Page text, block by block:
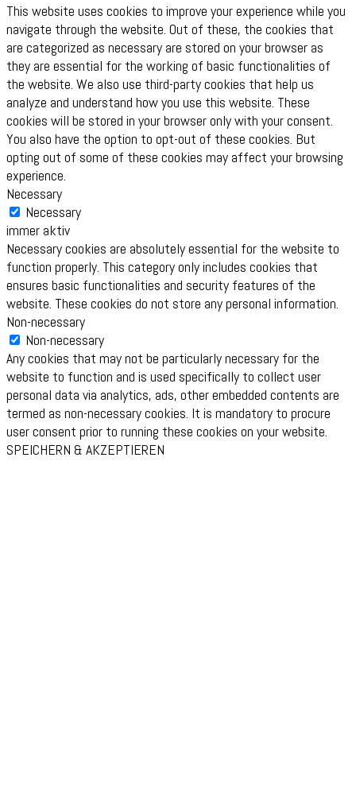
This website uses cookies to improve your experience while you
navigate through the website. Out of these, the cookies that
are categorized as necessary are stored on your browser as
they are essential for the working of basic functionalities of
the website. We also use third-party cookies that help us
analyze and understand how you use this website. These
cookies will be stored in your browser only with your consent.
You also have the option to opt-out of these cookies. But
opting out of some of these cookies may affect your browsing
experience.
Necessary
Necessary
immer aktiv
Necessary cookies are absolutely essential for the website to
function properly. This category only includes cookies that
ensures basic functionalities and security features of the
website. These cookies do not store any personal information.
Non-necessary
Non-necessary
Any cookies that may not be particularly necessary for the
website to function and is used specifically to collect user
personal data via analytics, ads, other embedded contents are
termed as non-necessary cookies. It is mandatory to procure
user consent prior to running these cookies on your website.
SPEICHERN & AKZEPTIEREN